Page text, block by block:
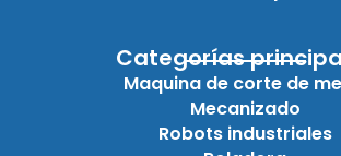
Categorías
Maquina de corte de
Mecanizado
Robots industriales